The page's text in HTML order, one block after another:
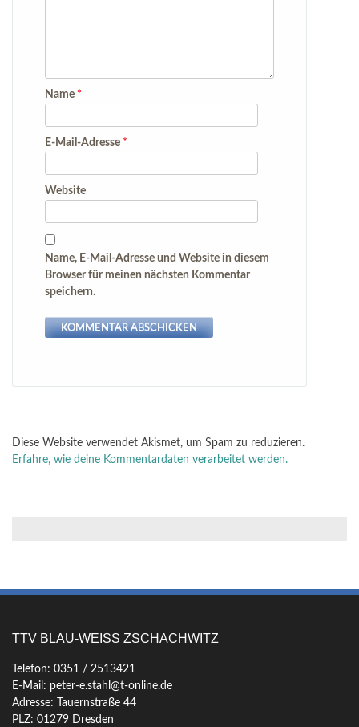
Name *
E-Mail-Adresse *
Website
Name, E-Mail-Adresse und Website in diesem
Browser für meinen nächsten Kommentar
speichern.
Diese Website verwendet Akismet, um Spam zu reduzieren.
Erfahre, wie deine Kommentardaten verarbeitet werden.
TTV BLAU-WEISS ZSCHACHWITZ
Telefon: 0351 / 2513421
E-Mail: peter-e.stahl@t-online.de
Adresse: Tauernstraße 44
PLZ: 01279 Dresden